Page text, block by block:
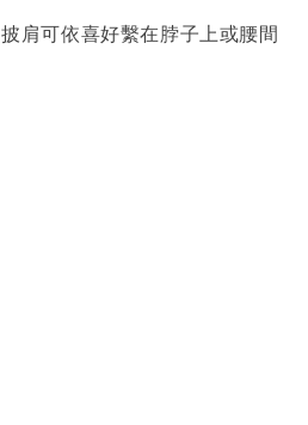
披肩可依喜好繫在脖子上或腰間